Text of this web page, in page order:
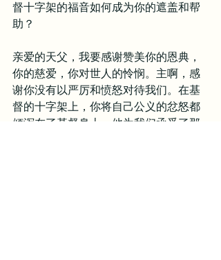
督十字架的福音如何成为你的遮盖和帮
助？
亲爱的天父，我要感谢赞美你的恩典，
你的慈爱，你对世人的怜悯。主啊，感
谢你没有以严厉和愤怒对待我们。在基
督的十字架上，你将自己公义的忿怒都
倾泻在了基督身上，他为我们承受了那